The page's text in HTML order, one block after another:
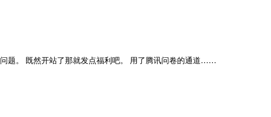
题。 既然开站了那就发点福利吧。 用了腾讯问卷的通道……